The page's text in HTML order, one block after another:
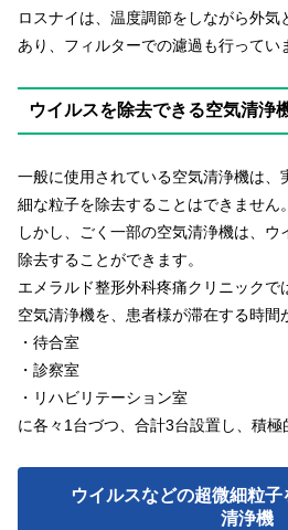
ロスナイは、温度調節をしながら外
あり、フィルターでの濾過も行ってい
ウイルスを除去できる空気清浄
一般に使用されている空気清浄機は、
細な粒子を除去することはできません。
しかし、ごく一部の空気清浄機は、
除去することができます。
エメラルド整形外科疼痛クリニックで
空気清浄機を、患者様が滞在する時間
・待合室
・診察室
・リハビリテーション室
に各々1台づつ、合計3台設置し、積極
ウイルスなどの超微細粒
清浄機